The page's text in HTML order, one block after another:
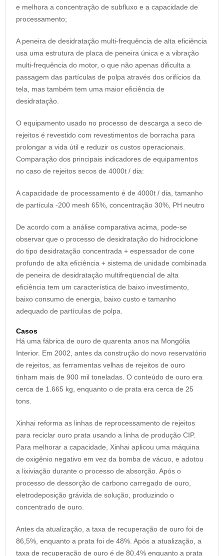
e melhora a concentração de subfluxo e a capacidade de
processamento;
A peneira de desidratação multi-frequência de alta eficiência
usa uma estrutura de placa de peneira única e a vibração
multi-frequência do motor, o que não apenas dificulta a
passagem das partículas de polpa através dos orifícios da
tela, mas também tem uma maior eficiência de
desidratação.
O equipamento usado no processo de descarga a seco de
rejeitos é revestido com revestimentos de borracha para
prolongar a vida útil e reduzir os custos operacionais.
Comparação dos principais indicadores de equipamentos
no caso de rejeitos secos de 4000t / dia:
A capacidade de processamento é de 4000t / dia, tamanho
de partícula -200 mesh 65%, concentração 30%, PH neutro
De acordo com a análise comparativa acima, pode-se
observar que o processo de desidratação do hidrociclone
do tipo desidratação concentrada + espessador de cone
profundo de alta eficiência + sistema de unidade combinada
de peneira de desidratação multifreqüencial de alta
eficiência tem um característica de baixo investimento,
baixo consumo de energia, baixo custo e tamanho
adequado de partículas de polpa.
Casos
Há uma fábrica de ouro de quarenta anos na Mongólia
Interior. Em 2002, antes da construção do novo reservatório
de rejeitos, as ferramentas velhas de rejeitos de ouro
tinham mais de 900 mil toneladas. O conteúdo de ouro era
cerca de 1.665 kg, enquanto o de prata era cerca de 25
tons.
Xinhai reforma as linhas de reprocessamento de rejeitos
para reciclar ouro prata usando a linha de produção CIP.
Para melhorar a capacidade, Xinhai aplicou uma máquina
de oxigênio negativo em vez da bomba de vácuo, e adotou
a lixiviação durante o processo de absorção. Após o
processo de dessorção de carbono carregado de ouro,
eletrodeposição grávida de solução, produzindo o
concentrado de ouro.
Antes da atualização, a taxa de recuperação de ouro foi de
86,5%, enquanto a prata foi de 48%. Após a atualização, a
taxa de recuperação de ouro é de 80,4% enquanto a prata